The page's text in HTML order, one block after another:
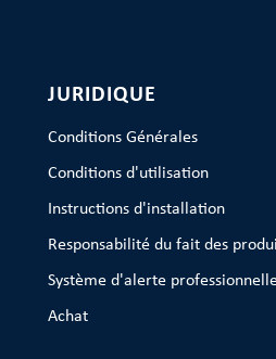
JURIDIQUE
Conditions Générales
Conditions d'utilisation
Instructions d'installation
Responsabilité du fait des
Système d'alerte
Achat